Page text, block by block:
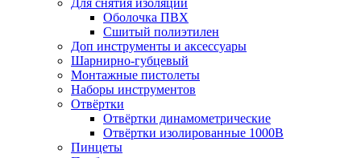
Оболочка ПВХ
Сшитый полиэтилен
Доп инструменты и аксессуары
Шарнирно-губцевый
Монтажные пистолеты
Наборы инструментов
Отвёртки
Отвёртки динамометрические
Отвёртки изолированные 1000В
Пинцеты